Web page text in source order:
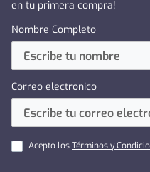
en tu primera compra!
Nombre Completo
Correo electronico
Acepto losTérminos y